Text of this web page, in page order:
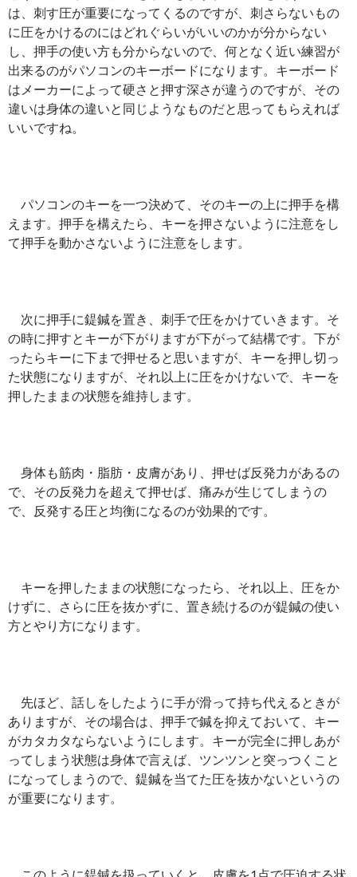
は、刺す圧が重要になってくるのですが、刺さらないもの
に圧をかけるのにはどれぐらいがいいのかが分からない
し、押手の使い方も分からないので、何となく近い練習が
出来るのがパソコンのキーボードになります。キーボード
はメーカーによって硬さと押す深さが違うのですが、その
違いは身体の違いと同じようなものだと思ってもらえれば
いいですね。
パソコンのキーを一つ決めて、そのキーの上に押手を構
えます。押手を構えたら、キーを押さないように注意をし
て押手を動かさないように注意をします。
次に押手に鍉鍼を置き、刺手で圧をかけていきます。そ
の時に押すとキーが下がりますが下がって結構です。下が
ったらキーに下まで押せると思いますが、キーを押し切っ
た状態になりますが、それ以上に圧をかけないで、キーを
押したままの状態を維持します。
身体も筋肉・脂肪・皮膚があり、押せば反発力があるの
で、その反発力を超えて押せば、痛みが生じてしまうの
で、反発する圧と均衡になるのが効果的です。
キーを押したままの状態になったら、それ以上、圧をか
けずに、さらに圧を抜かずに、置き続けるのが鍉鍼の使い
方とやり方になります。
先ほど、話しをしたように手が滑って持ち代えるときが
ありますが、その場合は、押手で鍼を抑えておいて、キー
がカタカタならないようにします。キーが完全に押しあが
ってしまう状態は身体で言えば、ツンツンと突っつくこと
になってしまうので、鍉鍼を当てた圧を抜かないというの
が重要になります。